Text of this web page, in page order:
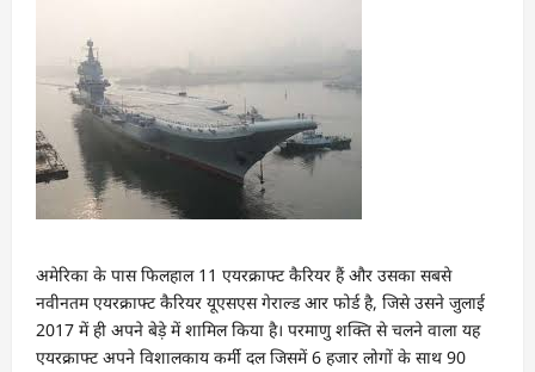
अमेरिका के पास फिलहाल 11 एयरक्राफ्ट कैरियर हैं और उसका सबसे
नवीनतम एयरक्राफ्ट कैरियर यूएसएस गेराल्ड आर फोर्ड है, जिसे उसने जुलाई
2017 में ही अपने बेड़े में शामिल किया है। परमाणु शक्ति से चलने वाला यह
एयरक्राफ्ट अपने विशालकाय कर्मी दल जिसमें 6 हजार लोगों के साथ 90